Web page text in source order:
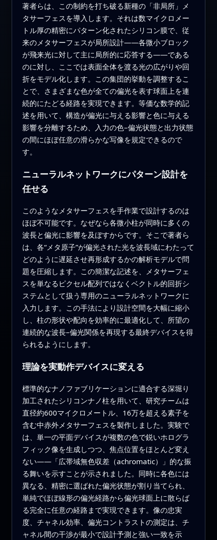
著者らは、この制約を打ち破る新種の「非局所」メ
タサーフェスを導入します。それは数マイクロメー
トル厚の精密にパターン化されたシリコン膜で、従
来のメタサーフェスが局所設計――各微小ブロック
が飛来光に対して主に局所的に応答する――である
のに対し、ここでは表面全体を渡る光の広がりや回
折をモデル化します。この集団的挙動を調整するこ
とで、さまざまな色が全ての偏光を表す球面上を連
続的にたどる経路を実現できます。等価な数学的記
述を用いて、構造が偏光に与える影響と色に与える
影響を分離するため、入力の色–偏光状態と出力状態
の間にほぼ任意の滑らかな写像を規定できるので
す。
ニューラルネットワークにパターン設計を
任せる
このようなメタサーフェスを手作業で設計するのは
ほぼ不可能です。なぜなら各微小柱が同時に多くの
波長と偏光に影響を及ぼすからです。そこで著者ら
は、各“メタ原子”が偏光された光を波長域にわたって
どのように遅延させ再形成するかの解析モデルで問
題を圧縮します。この簡潔な記述を、メタサーフェ
スを単なるピクセル配列ではなくベクトル的回折シ
ステムとして扱う専用のニューラルネットワークに
入力します。この手法により設計空間を大幅に縮小
し、柱の形状や配向を効率的に最適化して、所望の
連続的な波長–偏光関係を再現する最終デバイスを得
られるようにします。
理論を実動作デバイスに変える
標準的なナノファブリケーションに適合する深堀り
加工されたシリコンナノ柱を用いて、研究チームは
直径約600マイクロメートル、16万を超える素子を
含む中赤外メタサーフェスを製作しました。実験で
は、単一の平面デバイスが複数の色で鋭いホログラ
フィック像を生成しつつ、焦点位置をほとんど変え
ない——「広帯域無色収差（achromatic）」的な振
る舞いを示すことが示されました。同時に各色には
異なる、精密に選ばれた偏光状態が割り当てられ、
単純でほぼ線形の偏光経路から偏光球面上に散らば
る完全に任意の経路まで実現できます。像の忠実
度、チャネル効率、偏光コントラストの測定は、チ
ャネル間の干渉が最小で設計予測と強い一致を示